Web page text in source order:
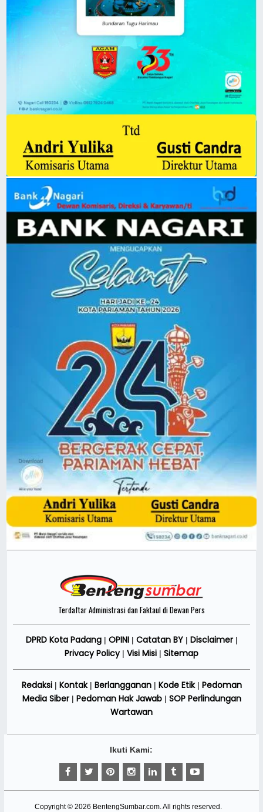
Terdaftar Administrasi dan Faktaul di Dewan Pers
DPRD Kota Padang| OPINI Catatan BY| Disclaimer|
Privacy Policy| Visi Misi Sitemap
Redaksi| Kontak| Berlangganan| Kode Etik| Pedoman
Media Siber| Pedoman Hak Jawab| SOP Perlindungan
Wartawan
Ikuti Kami:
Copyright ©2026 BentengSumbar.com. All rights reserved.